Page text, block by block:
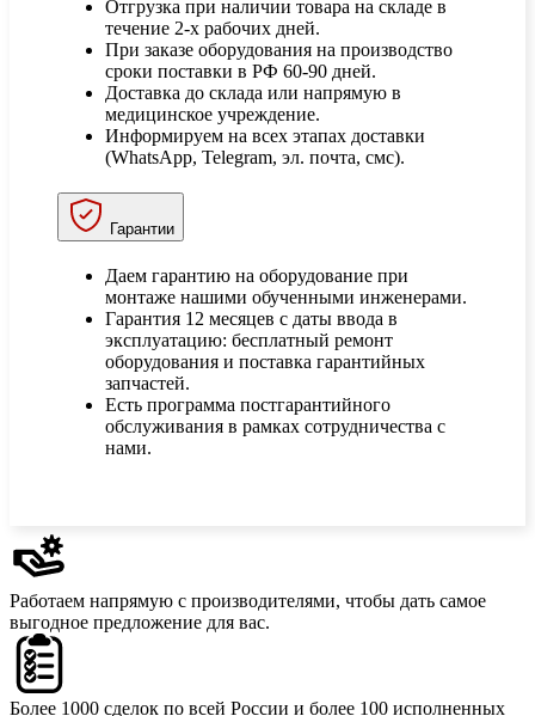
Отгрузка при наличии товара на складе в
течение 2-х рабочих дней.
При заказе оборудования на производство
сроки поставки в РФ 60-90 дней.
Доставка до склада или напрямую в
медицинское учреждение.
Информируем на всех этапах доставки
(WhatsApp, Telegram, эл. почта, смс).
Гарантии
Даем гарантию на оборудование при
монтаже нашими обученными инженерами.
Гарантия 12 месяцев с даты ввода в
эксплуатацию: бесплатный ремонт
оборудования и поставка гарантийных
запчастей.
Есть программа постгарантийного
обслуживания в рамках сотрудничества с
нами.
Работаем напрямую с производителями, чтобы дать самое
выгодное предложение для вас.
Более 1000 сделок по всей России и более 100 исполненных